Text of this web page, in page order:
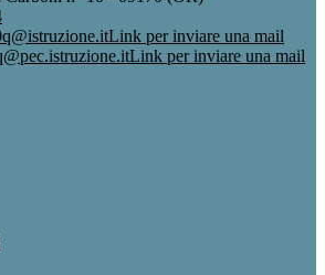
Link per inviare una mail
Link per inviare una mail